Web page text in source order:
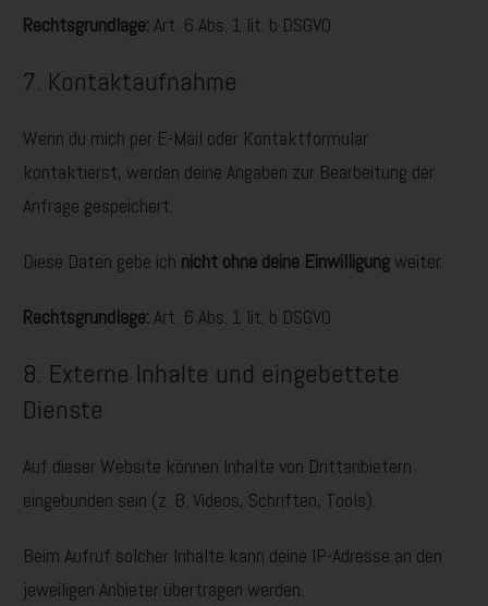
Rechtsgrundlage: Art. 6 Abs. 1 lit. b DSGVO
7. Kontaktaufnahme
Wenn du mich per E-Mail oder Kontaktformular
kontaktierst, werden deine Angaben zur Bearbeitung der
Anfrage gespeichert.
Diese Daten gebe ich nicht ohne deine Einwilligungweiter.
Rechtsgrundlage: Art. 6 Abs. 1 lit. b DSGVO
8. Externe Inhalte und eingebettete
Dienste
Auf dieser Website können Inhalte von Drittanbietern
eingebunden sein (z. B. Videos, Schriften, Tools).
Beim Aufruf solcher Inhalte kann deine IP-Adresse an den
jeweiligen Anbieter übertragen werden.